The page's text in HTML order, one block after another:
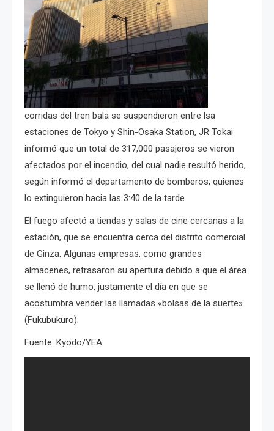
corridas del tren bala se suspendieron entre lsa
estaciones de Tokyo y Shin-Osaka Station, JR Tokai
informó que un total de 317,000 pasajeros se vieron
afectados por el incendio, del cual nadie resultó herido,
según informó el departamento de bomberos, quienes
lo extinguieron hacia las 3:40 de la tarde.
El fuego afectó a tiendas y salas de cine cercanas a la
estación, que se encuentra cerca del distrito comercial
de Ginza. Algunas empresas, como grandes
almacenes, retrasaron su apertura debido a que el área
se llenó de humo, justamente el día en que se
acostumbra vender las llamadas «bolsas de la suerte»
(Fukubukuro).
Fuente: Kyodo/YEA